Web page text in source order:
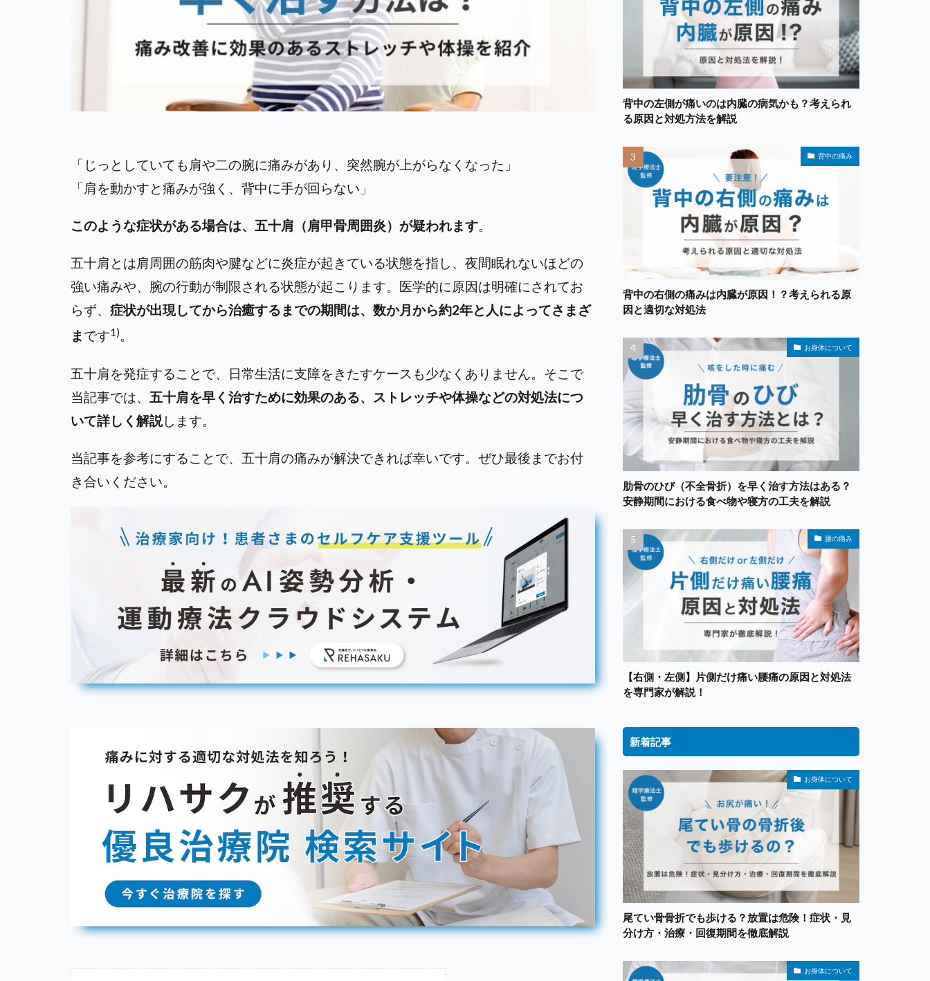
「じっとしていても肩や二の腕に痛みがあり、突然腕が上がらなくなった」
「肩を動かすと痛みが強く、背中に手が回らない」
このような症状がある場合は、五十肩（肩甲骨周囲炎）が疑われます。
五十肩とは肩周囲の筋肉や腱などに炎症が起きている状態を指し、夜間眠れないほどの
強い痛みや、腕の行動が制限される状態が起こります。医学的に原因は明確にされてお
らず、 症状が出現してから治癒するまでの期間は、数か月から約2年と人によってさまざ
まです1)。
五十肩を発症することで、日常生活に支障をきたすケースも少なくありません。そこで
当記事では、 五十肩を早く治すために効果のある、ストレッチや体操などの対処法につ
いて詳しく解説します。
当記事を参考にすることで、五十肩の痛みが解決できれば幸いです。ぜひ最後までお付
き合いください。
背中の左側が痛いのは内臓の病気かも？考えられ
る原因と対処方法を解説
背中の痛み
背中の右側の痛みは内臓が原因！？考えられる原
因と適切な対処法
お身体について
肋骨のひび（不全骨折）を早く治す方法はある？
安静期間における食べ物や寝方の工夫を解説
腰の痛み
【右側・左側】片側だけ痛い腰痛の原因と対処法
を専門家が解説！
新着記事
お身体について
尾てい骨骨折でも歩ける？放置は危険！症状・見
分け方・治療・回復期間を徹底解説
お身体について